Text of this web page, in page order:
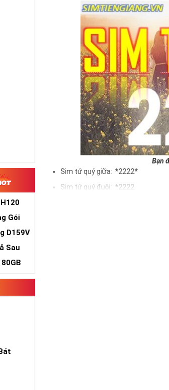
Gói
D159V
Sau
Bạn
Sim tứ quý giữa: *2222*
Sim tứ quý đuôi: *2222